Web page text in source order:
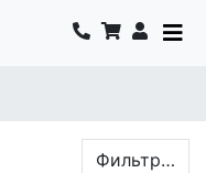
Фильтр…